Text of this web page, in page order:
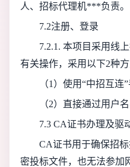
人、招标代理机***负责。
7.2注册、登录
7.2.1. 本项目采用线
有关操作，采用以下2种方
（1）使用“中招互
（2）直接通过用户
7.3 CA证书办理及驱
CA证书用于确保招
密投标文件，也无法参加